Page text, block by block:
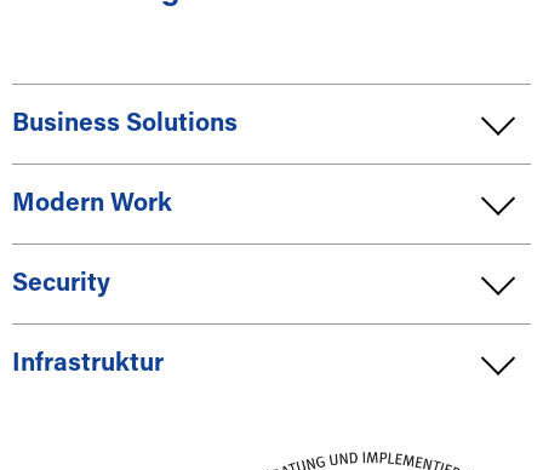
Business Solutions
Modern Work
Security
Infrastruktur